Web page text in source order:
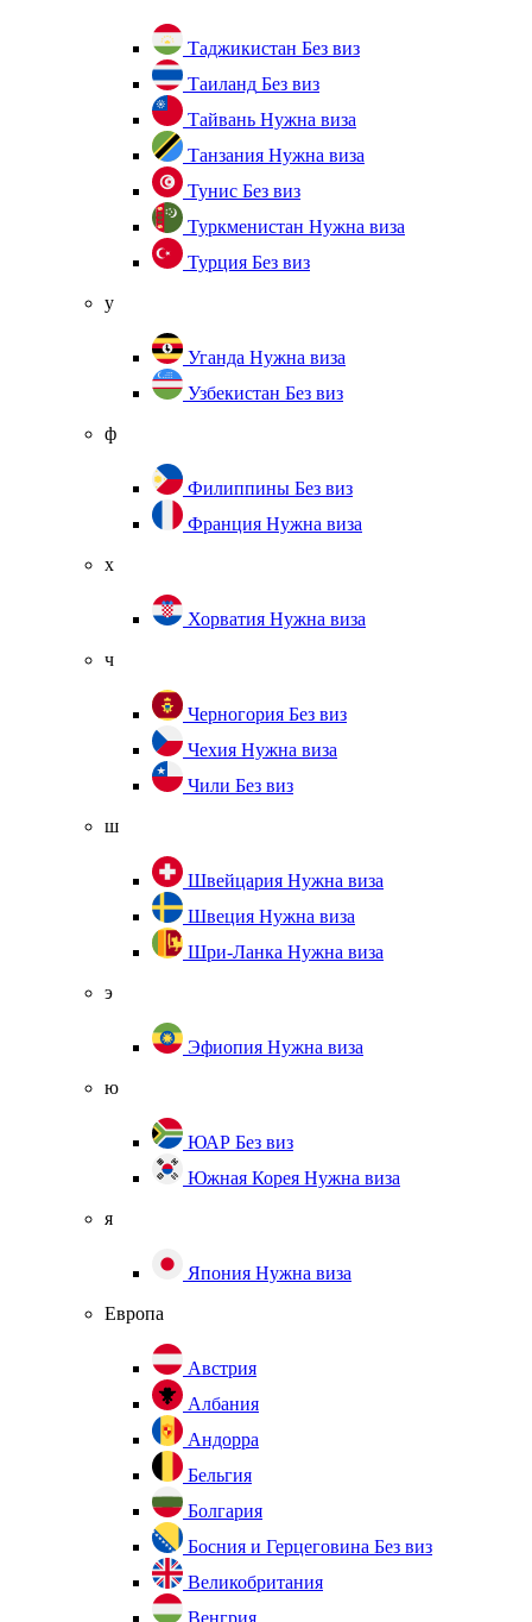
Таджикистан Без виз
Таиланд Без виз
Тайвань Нужна виза
Танзания Нужна виза
Тунис Без виз
Туркменистан Нужна виза
Турция Без виз
у
Уганда Нужна виза
Узбекистан Без виз
ф
Филиппины Без виз
Франция Нужна виза
х
Хорватия Нужна виза
ч
Черногория Без виз
Чехия Нужна виза
Чили Без виз
ш
Швейцария Нужна виза
Швеция Нужна виза
Шри-Ланка Нужна виза
э
Эфиопия Нужна виза
ю
ЮАР Без виз
Южная Корея Нужна виза
я
Япония Нужна виза
Европа
Австрия
Албания
Андорра
Бельгия
Болгария
Босния и Герцеговина Без виз
Великобритания
Венгрия